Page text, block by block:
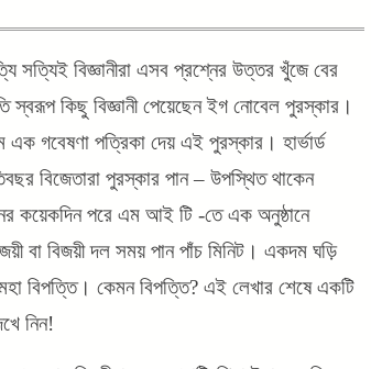
সত্যিই বিজ্ঞানীরা এসব প্রশ্নের উত্তর খুঁজে বের
কিছু বিজ্ঞানী পেয়েছেন ইগ নোবেল পুরস্কার।
এক গবেষণা পত্রিকা দেয় এই পুরস্কার। হার্ভার্ড
বিজেতারা পুরস্কার পান – উপস্থিত থাকেন
কয়েকদিন পরে এম আই টি -তে এক অনুষ্ঠানে
বা বিজয়ী দল সময় পান পাঁচ মিনিট। একদম ঘড়ি
বিপত্তি। কেমন বিপত্তি? এই লেখার শেষে একটি
নিন!